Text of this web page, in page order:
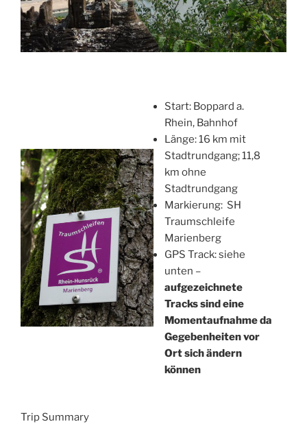
Start: Boppard a.
Rhein, Bahnhof
Länge: 16 km mit
Stadtrundgang; 11,8
km ohne
Stadtrundgang
Markierung: SH
Traumschleife
Marienberg
GPS Track: siehe
unten –
aufgezeichnete
Tracks sind eine
Momentaufnahme da
Gegebenheiten vor
Ort sich ändern
können
Trip Summary